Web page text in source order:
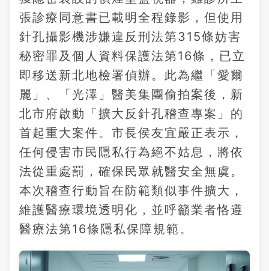
張診療同意書已載明全程錄影，但使用
針孔攝影機涉嫌違反刑法第315條妨害
秘密罪及個人資料保護法第16條，已立
即移送新北地檢署偵辦。此為繼「愛爾
麗」、「光澤」醫美集團偷拍案後，新
北市府啟動「擴大反針孔稽查專案」的
首起重大案件。市長侯友宜嚴正表示，
任何侵害市民隱私行為絕不姑息，將依
法從重處罰，確保民眾就醫安全無虞。
本次稽查行動旨在防範類似事件擴大，
維護醫療環境透明化，並呼籲業者恪遵
醫療法第16條隱私保障規範。